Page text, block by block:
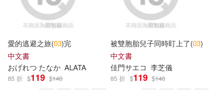
漢學研究編輯委員會(9)
田中芳樹(9) 石塚真一(9)
美國美泰公司(9) 美園和花(9)
MIRARE(13) カナリア(13)
三環出版社(13) 國史館(13)
國立臺灣博物館(13)
愛的逃避之旅(03)完
中文書
おげれつ たなか ALATA
85 折 $119 $140
被雙胞胎兒子同時盯上了(03)
中文書
佳門サエコ 李芝儀
85 折 $119 $140